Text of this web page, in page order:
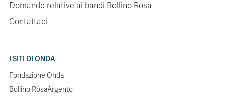
Domande relative ai bandi Bollino Rosa
Contattaci
I SITI DI ONDA
Fondazione Onda
Bollino RosaArgento